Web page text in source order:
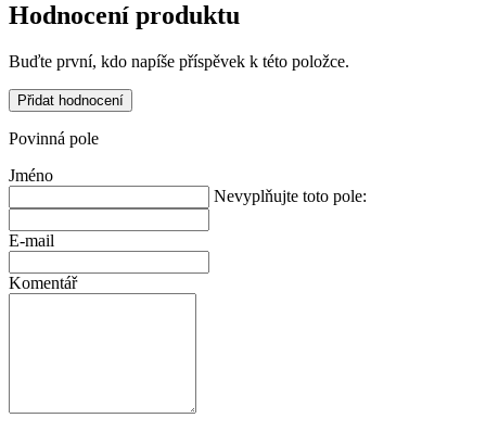
Hodnocení produktu
Buďte první, kdo napíše příspěvek k této položce.
Přidat hodnocení
Povinná pole
Jméno
Nevyplňujte toto pole:
E-mail
Komentář